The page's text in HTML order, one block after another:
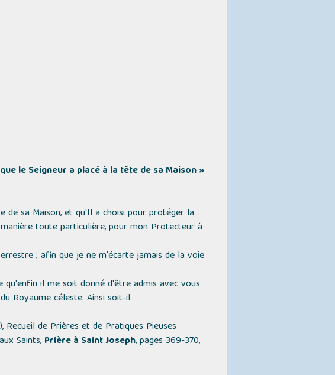
le Seigneur a placé à la tête de sa Maison »
de sa Maison, et qu'Il a choisi pour protéger la
toute particulière, pour mon Protecteur à
; afin que je ne m'écarte jamais de la voie
qu'enfin il me soit donné d'être admis avec vous
Royaume céleste. Ainsi soit-il.
, Recueil de Prières et de Pratiques Pieuses
Saints, Prière à Saint Joseph, pages 369-370,